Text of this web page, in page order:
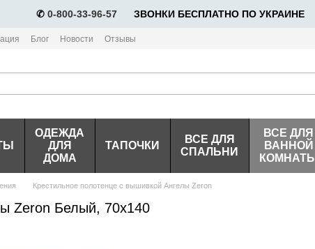
✆ 0-800-33-96-57⠀⠀ЗВОНКИ БЕСПЛАТНО ПО УКРАИНЕ
Блог Новости
Отзывы
ОДЕЖДА
ДЛЯ
ДОМА
ТАПОЧКИ
ВСЕ ДЛЯ
СПАЛЬНИ
ВСЕ ДЛЯ
ВАННОЙ
КОМНАТЫ
Крестильное полотенце с вышивкой Ангелы Zeron
Zeron Белый, 70х140